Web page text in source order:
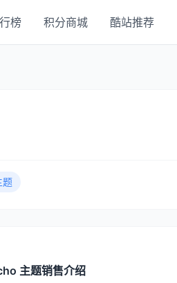
榜 积分商城 酷站推荐
题
主题销售介绍